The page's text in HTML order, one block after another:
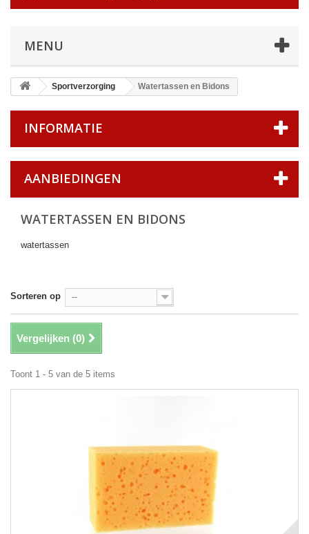
MENU
Sportverzorging Watertassen en Bidons
INFORMATIE
AANBIEDINGEN
WATERTASSEN EN BIDONS
watertassen
Sorteren op --
Vergelijken (0)
Toont 1 - 5 van de 5 items